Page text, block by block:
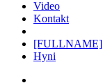
Video
Kontakt
[FULLNAME]
Hyni